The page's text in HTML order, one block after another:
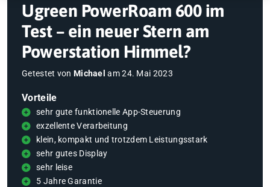
Ugreen PowerRoam 600 im
Test – ein neuer Stern am
Powerstation Himmel?
Getestet von Michael am24. Mai 2023
Vorteile
sehr gute funktionelle App-Steuerung
exzellente Verarbeitung
klein, kompakt und trotzdem Leistungsstark
sehr gutes Display
sehr leise
5 Jahre Garantie